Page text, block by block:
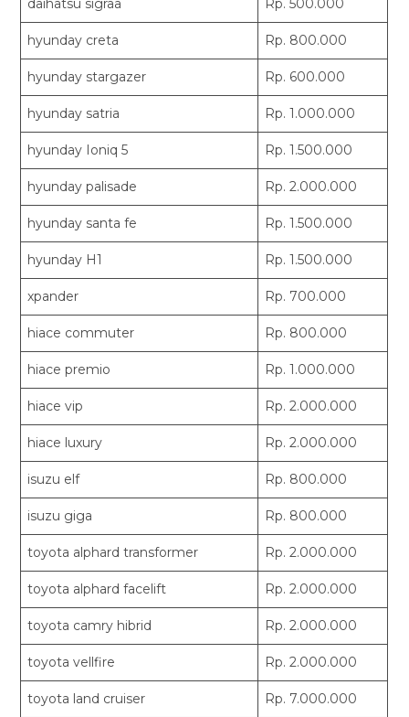
daihatsu sigraa Rp. 500.000
hyunday creta Rp. 800.000
hyunday stargazer Rp. 600.000
hyunday satria Rp. 1.000.000
hyunday Ioniq 5 Rp. 1.500.000
hyunday palisade Rp. 2.000.000
hyunday santa fe Rp. 1.500.000
hyunday H1 Rp. 1.500.000
xpander Rp. 700.000
hiace commuter Rp. 800.000
hiace premio Rp. 1.000.000
hiace vip Rp. 2.000.000
hiace luxury Rp. 2.000.000
isuzu elf Rp. 800.000
isuzu giga Rp. 800.000
toyota alphard transformer Rp. 2.000.000
toyota alphard facelift Rp. 2.000.000
toyota camry hibrid Rp. 2.000.000
toyota vellfire Rp. 2.000.000
toyota land cruiser Rp. 7.000.000